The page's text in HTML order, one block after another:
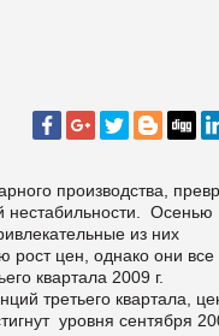
производства,
нестабильности. Осенью
из них
рост цен, однако они
квартала 2009 г.
третьего квартала,
уровня сентября